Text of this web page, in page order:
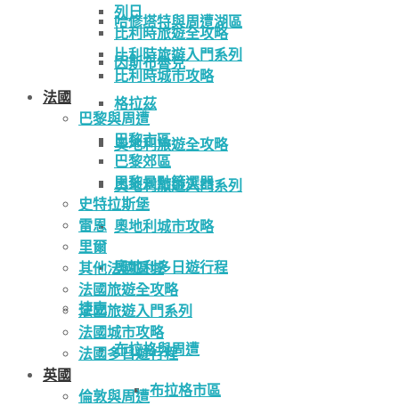
哈修塔特與周遭湖區
因斯布魯克
格拉茲
奧地利旅遊全攻略
奧地利旅遊入門系列
奧地利城市攻略
奧地利多日遊行程
捷克
布拉格與周遭
布拉格市區
列日
比利時旅遊全攻略
比利時旅遊入門系列
比利時城市攻略
法國
巴黎與周遭
巴黎市區
巴黎郊區
巴黎景點篩選器
史特拉斯堡
雷恩
里爾
其他法國區域
法國旅遊全攻略
法國旅遊入門系列
法國城市攻略
法國多日遊行程
英國
倫敦與周遭